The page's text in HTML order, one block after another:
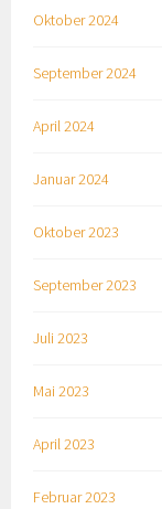
Oktober 2024
September 2024
April 2024
Januar 2024
Oktober 2023
September 2023
Juli 2023
Mai 2023
April 2023
Februar 2023